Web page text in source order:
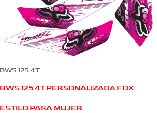
BWS 125 4T
BWS 125 4T PERSONALIZADA FOX
ESTILO PARA MUJER